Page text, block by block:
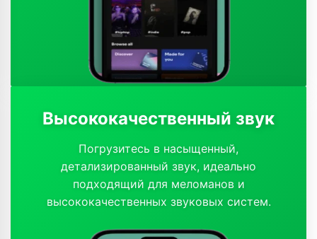
Высококачественный звук
Погрузитесь в насыщенный,
детализированный звук, идеально
подходящий для меломанов и
высококачественных звуковых систем.